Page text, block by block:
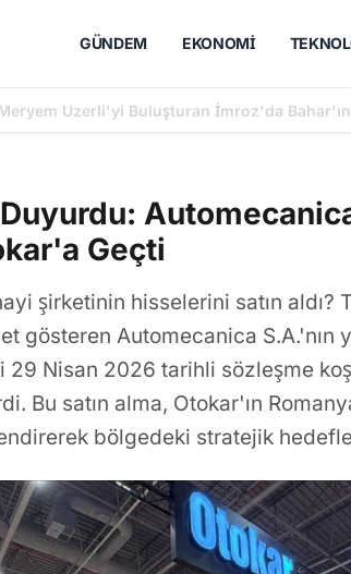
GÜNDEM EKONOMI
Uzerli'yi Buluşturan İmroz'da Bahar'ın
Geçti
şirketinin hisselerini satın aldı?
gösteren Automecanica S.A.'nın
Nisan 2026 tarihli sözleşme
Bu satın alma, Otokar'ın
bölgedeki stratejik